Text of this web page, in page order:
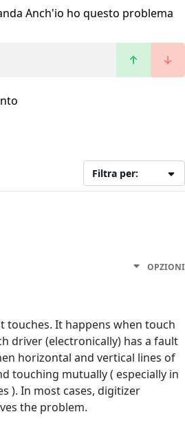
Anch'io ho questo problema
Filtra per:
OPZIONI
touches. It happens when touch
driver (electronically) has a fault
horizontal and vertical lines of
touching mutually ( especially in
). In most cases, digitizer
the problem.